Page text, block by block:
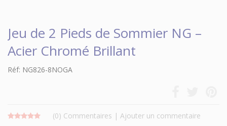
Jeu de 2 Pieds de Sommier NG –
Acier Chromé Brillant
Réf: NG826-8NOGA
(0) Commentaires | Ajouter un commentaire